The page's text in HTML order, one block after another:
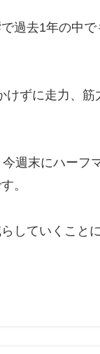
過去1年の中
ずに走力、筋
週末にハーフ
。
していくことに